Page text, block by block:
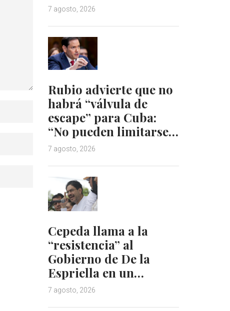
7 agosto, 2026
Rubio advierte que no
habrá “válvula de
escape” para Cuba:
“No pueden limitarse…
7 agosto, 2026
Cepeda llama a la
“resistencia” al
Gobierno de De la
Espriella en un…
7 agosto, 2026